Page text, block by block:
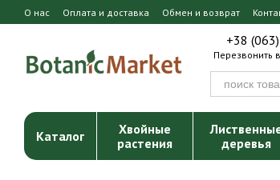
Перейти к основному контенту
О нас Оплата и доставка Обмен и возврат
+38
Перезвонить
Каталог
Хвойные
растения
деревья